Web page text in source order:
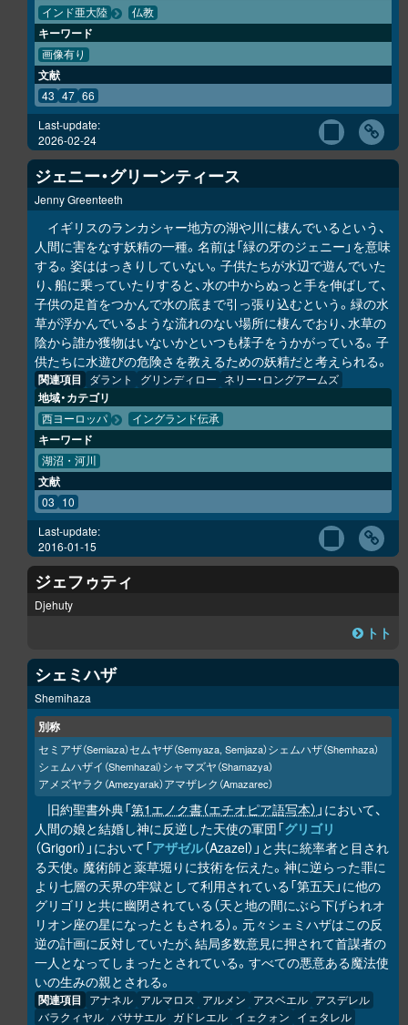
インド亜大陸 仏教
キーワード
画像有り
文献
43 47 66
Last-update:
2026-02-24
ジェニー・グリーンティース
Jenny Greenteeth
イギリスのランカシャー地方の湖や川に棲んでいるという、
人間に害をなす妖精の一種。名前は「緑の牙のジェニー」を意味
する。姿ははっきりしていない。子供たちが水辺で遊んでいた
り、船に乗っていたりすると、水の中からぬっと手を伸ばして、
子供の足首をつかんで水の底まで引っ張り込むという。緑の水
草が浮かんでいるような流れのない場所に棲んでおり、水草の
陰から誰か獲物はいないかといつも様子をうかがっている。子
供たちに水遊びの危険さを教えるための妖精だと考えられる。
関連項目 ダラント グリンディロー ネリー・ロングアームズ
地域・カテゴリ
西ヨーロッパ イングランド伝承
キーワード
湖沼・河川
文献
03 10
Last-update:
2016-01-15
ジェフゥティ
Djehuty
トト
シェミハザ
Shemihaza
別称
セミアザ（Semiaza）セムヤザ（Semyaza, Semjaza）シェムハザ（Shemhaza）
シェムハザイ （Shemhazai）シャマズヤ（Shamazya）
アメズヤラク （Amezyarak）アマザレク （Amazarec）
旧約聖書外典「第1エノク書（エチオピア語写本） 」において、
人間の娘と結婚し神に反逆した天使の軍団「グリゴリ
（Grigori）」において「アザゼル（Azazel）」と共に統率者と目され
る天使。魔術師と薬草堀りに技術を伝えた。神に逆らった罪に
より七層の天界の牢獄として利用されている「第五天」に他の
グリゴリと共に幽閉されている（天と地の間にぶら下げられオ
リオン座の星になったともされる）。元々シェミハザはこの反
逆の計画に反対していたが、結局多数意見に押されて首謀者の
一人となってしまったとされている。すべての悪意ある魔法使
いの生みの親とされる。
関連項目 アナネル アルマロス アルメン アスベエル アスデレル
バラクィヤル バササエル ガドレエル イェクォン イェタレル